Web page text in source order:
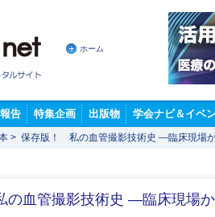
ホーム
告 特集企画 出版物 学会ナビ＆イベ
> 保存版！ 私の血管撮影技術史 —臨床現場
血管撮影技術史 —臨床現場